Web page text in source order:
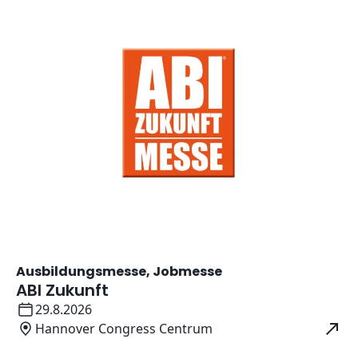
Ausbildungsmesse, Jobmesse
ABI Zukunft
Datum:
29.8.2026
Ort:
Hannover Congress Centrum